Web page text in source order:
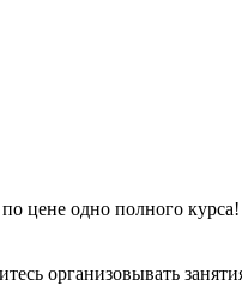
цене одно полного курса!
организовывать